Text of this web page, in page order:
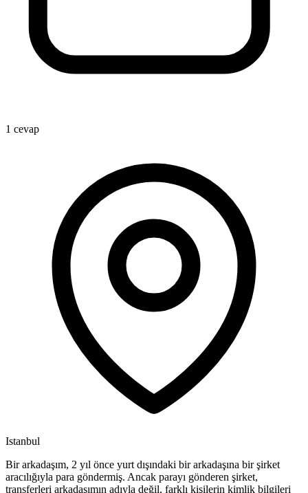
1 cevap
Istanbul
Bir arkadaşım, 2 yıl önce yurt dışındaki bir arkadaşına bir şirket
aracılığıyla para göndermiş. Ancak parayı gönderen şirket,
transferleri arkadaşımın adıyla değil, farklı kişilerin kimlik bilgileri